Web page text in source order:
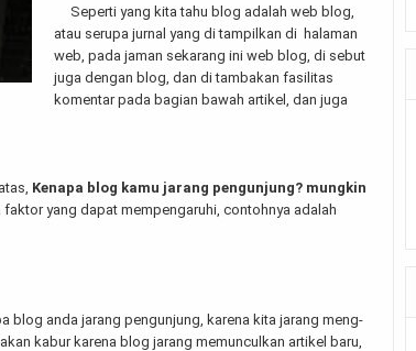
Seperti yang kita tahu blog adalah web blog,
atau serupa jurnal yang di tampilkan di halaman
web, pada jaman sekarang ini web blog, di sebut
juga dengan blog, dan di tambakan fasilitas
komentar pada bagian bawah artikel, dan juga
Kenapa blog kamu jarang pengunjung? mungkin
yang dapat mempengaruhi, contohnya adalah
blog anda jarang pengunjung, karena kita jarang meng-
kabur karena blog jarang memunculkan artikel baru,